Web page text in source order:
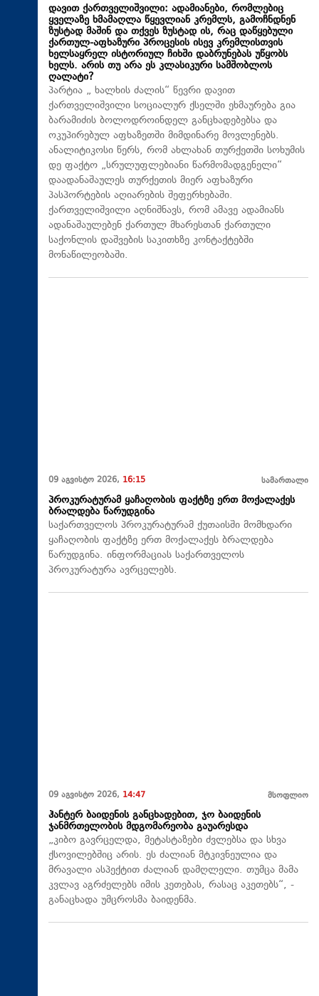
დავით ქართველიშვილი: ადამიანები, რომლებიც
ყველაზე ხმამაღლა წყევლიან კრემლს, გამოჩნდნენ
ზუსტად მაშინ და თქვეს ზუსტად ის, რაც დაწყებული
ქართულ-აფხაზური პროცესის ისევ კრემლისთვის
ხელსაყრელ ისტორიულ ჩიხში დაბრუნებას უწყობს
ხელს. არის თუ არა ეს კლასიკური სამშობლოს
ღალატი?
პარტია „ ხალხის ძალის“ წევრი დავით
ქართველიშვილი სოციალურ ქსელში ეხმაურება გია
ბარამიძის ბოლოდროინდელ განცხადებებსა და
ოკუპირებულ აფხაზეთში მიმდინარე მოვლენებს.
ანალიტიკოსი წერს, რომ ახლახან თურქეთში სოხუმის
დე ფაქტო „სრულუფლებიანი წარმომადგენელი“
დაადანაშაულეს თურქეთის მიერ აფხაზური
პასპორტების აღიარების შეფერხებაში.
ქართველიშვილი აღნიშნავს, რომ ამავე ადამიანს
ადანაშაულებენ ქართულ მხარესთან ქართული
საქონლის დაშვების საკითხზე კონტაქტებში
მონაწილეობაში.
09 აგვისტო 2026, 16:15 სამართალი
პროკურატურამ ყაჩაღობის ფაქტზე ერთ მოქალაქეს
ბრალდება წარუდგინა
საქართველოს პროკურატურამ ქუთაისში მომხდარი
ყაჩაღობის ფაქტზე ერთ მოქალაქეს ბრალდება
წარუდგინა. ინფორმაციას საქართველოს
პროკურატურა ავრცელებს.
09 აგვისტო 2026, 14:47 მსოფლიო
ჰანტერ ბაიდენის განცხადებით, ჯო ბაიდენის
ჯანმრთელობის მდგომარეობა გაუარესდა
„კიბო გავრცელდა, მეტასტაზები ძვლებსა და სხვა
ქსოვილებშიც არის. ეს ძალიან მტკივნეულია და
მრავალი ასპექტით ძალიან დამღლელი. თუმცა მამა
კვლავ აგრძელებს იმის კეთებას, რასაც აკეთებს“, -
განაცხადა უმცროსმა ბაიდენმა.